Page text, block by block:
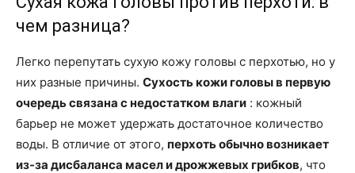
чем разница?
Легко перепутать сухую кожу головы с перхотью, но у
них разные причины. Сухость кожи головы в первую
очередь связана с недостатком влаги : кожный
барьер не может удержать достаточное количество
воды. В отличие от этого, перхоть обычно возникает
из-за дисбаланса масел и дрожжевых грибков, что